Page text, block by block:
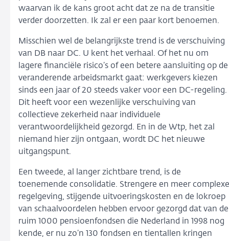
waarvan ik de kans groot acht dat ze na de transitie
verder doorzetten. Ik zal er een paar kort benoemen.
Misschien wel de belangrijkste trend is de verschuiving
van DB naar DC. U kent het verhaal. Of het nu om
lagere financiële risico’s of een betere aansluiting op de
veranderende arbeidsmarkt gaat: werkgevers kiezen
sinds een jaar of 20 steeds vaker voor een DC-regeling.
Dit heeft voor een wezenlijke verschuiving van
collectieve zekerheid naar individuele
verantwoordelijkheid gezorgd. En in de Wtp, het zal
niemand hier zijn ontgaan, wordt DC het nieuwe
uitgangspunt.
Een tweede, al langer zichtbare trend, is de
toenemende consolidatie. Strengere en meer complexe
regelgeving, stijgende uitvoeringskosten en de lokroep
van schaalvoordelen hebben ervoor gezorgd dat van de
ruim 1000 pensioenfondsen die Nederland in 1998 nog
kende, er nu zo’n 130 fondsen en tientallen kringen